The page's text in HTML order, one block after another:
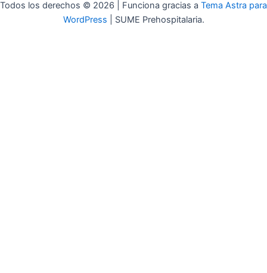
Todos los derechos © 2026 | Funciona gracias a Tema Astra para
WordPress | SUME Prehospitalaria.